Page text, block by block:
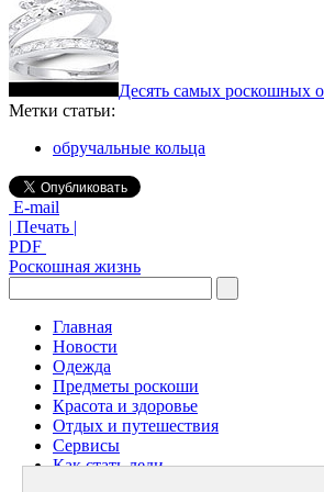
Десять самых роскошных
Метки статьи:
обручальные кольца
E-mail
| Печать |
PDF
Роскошная жизнь
Главная
Новости
Одежда
Предметы роскоши
Красота и здоровье
Отдых и путешествия
Сервисы
Как стать леди